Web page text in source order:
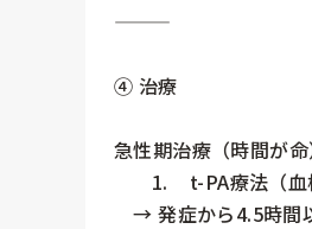
④ 治療
急性期治療（時間が命
→ 発症から4.5時間